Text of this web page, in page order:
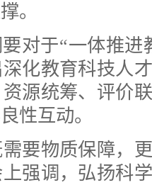
。
于“一体推进
化教育科技人
源统筹、评价
性互动。
物质保障，更
强调，弘扬科